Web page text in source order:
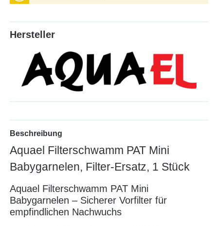
Hersteller
Beschreibung
Aquael Filterschwamm PAT Mini
Babygarnelen, Filter-Ersatz, 1 Stück
Aquael Filterschwamm PAT Mini
Babygarnelen – Sicherer Vorfilter für
empfindlichen Nachwuchs